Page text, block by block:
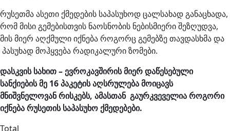
რუსეთმა ასეთი ქმედების საპასუხოდ ცალსახად განაცხადა,
რომ მისი გემებისთვის ნაოსნობის ნებისმიერი შეზღუდვა,
მის მიერ აღქმული იქნება როგორც გემებზე თავდასხმა და
პასუხად მოჰყვება რადიკალური ზომები.
დასკვის სახით – ევროკავშირის მიერ დაწესებული
სანქიების მე 16 პაკეტის აღსრულება მოიცავს
მნიშვნელოვან რისკებს, ამასთან გაურკვეველია როგორი
იქნება რუსეთის საპასუხო ქმედებები.
Total